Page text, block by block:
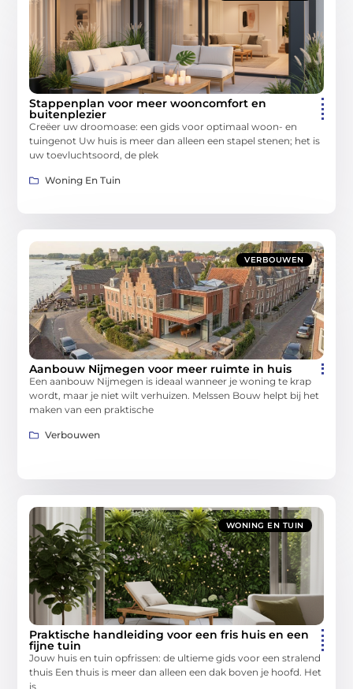
Stappenplan voor meer wooncomfort en
buitenplezier
Creëer uw droomoase: een gids voor optimaal woon- en
tuingenot Uw huis is meer dan alleen een stapel stenen; het is
uw toevluchtsoord, de plek
Woning En Tuin
VERBOUWEN
Aanbouw Nijmegen voor meer ruimte in huis
Een aanbouw Nijmegen is ideaal wanneer je woning te krap
wordt, maar je niet wilt verhuizen. Melssen Bouw helpt bij het
maken van een praktische
Verbouwen
WONING EN TUIN
Praktische handleiding voor een fris huis en een
fijne tuin
Jouw huis en tuin opfrissen: de ultieme gids voor een stralend
thuis Een thuis is meer dan alleen een dak boven je hoofd. Het
is